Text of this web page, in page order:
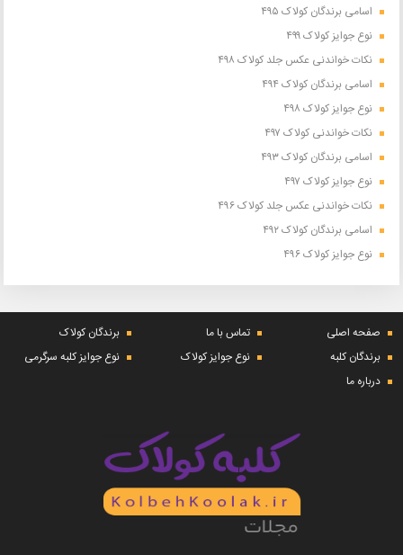
اسامی برندگان کولاک ۴۹۵
نوع جوایز کولاک ۴۹۹
نکات خواندنی عکس جلد کولاک ۴۹۸
اسامی برندگان کولاک ۴۹۴
نوع جوایز کولاک ۴۹۸
نکات خواندنی کولاک ۴۹۷
اسامی برندگان کولاک ۴۹۳
نوع جوایز کولاک ۴۹۷
نکات خواندنی عکس جلد کولاک ۴۹۶
اسامی برندگان کولاک ۴۹۲
نوع جوایز کولاک ۴۹۶
صفحه اصلی تماس با ما
برندگان کولاک
برندگان کلبه
نوع جوایز کولاک
نوع جوایز کلبه سرگرمی
درباره ما